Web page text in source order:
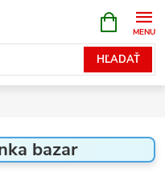
HĽADAŤ
KOŠÍK
bazar